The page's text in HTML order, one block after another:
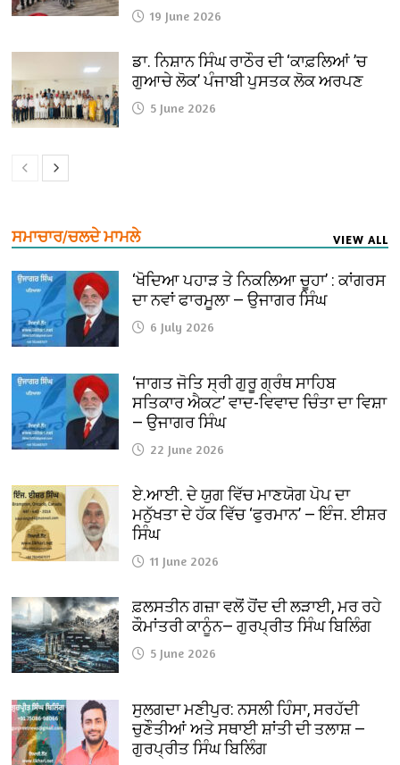
19 June 2026
ਡਾ. ਨਿਸ਼ਾਨ ਸਿੰਘ ਰਾਠੌਰ ਦੀ ‘ਕਾਫ਼ਲਿਆਂ ’ਚ
ਗੁਆਚੇ ਲੋਕ’ ਪੰਜਾਬੀ ਪੁਸਤਕ ਲੋਕ ਅਰਪਣ
5 June 2026
ਸਮਾਚਾਰ/ਚਲਦੇ ਮਾਮਲੇ VIEW ALL
‘ਖੋਦਿਆ ਪਹਾੜ ਤੇ ਨਿਕਲਿਆ ਚੂਹਾ’ : ਕਾਂਗਰਸ
ਦਾ ਨਵਾਂ ਫਾਰਮੂਲਾ — ਉਜਾਗਰ ਸਿੰਘ
6 July 2026
‘ਜਾਗਤ ਜੋਤਿ ਸ੍ਰੀ ਗੁਰੂ ਗ੍ਰੰਥ ਸਾਹਿਬ
ਸਤਿਕਾਰ ਐਕਟ’ ਵਾਦ-ਵਿਵਾਦ ਚਿੰਤਾ ਦਾ ਵਿਸ਼ਾ
— ਉਜਾਗਰ ਸਿੰਘ
22 June 2026
ਏ.ਆਈ. ਦੇ ਯੁਗ ਵਿੱਚ ਮਾਣਯੋਗ ਪੋਪ ਦਾ
ਮਨੁੱਖਤਾ ਦੇ ਹੱਕ ਵਿੱਚ ‘ਫੁਰਮਾਨ’ — ਇੰਜ. ਈਸ਼ਰ
ਸਿੰਘ
11 June 2026
ਫ਼ਲਸਤੀਨ ਗਜ਼ਾ ਵਲੋਂ ਹੋਂਦ ਦੀ ਲੜਾਈ, ਮਰ ਰਹੇ
ਕੌਮਾਂਤਰੀ ਕਾਨੂੰਨ— ਗੁਰਪ੍ਰੀਤ ਸਿੰਘ ਬਿਲਿੰਗ
5 June 2026
ਸੁਲਗਦਾ ਮਣੀਪੁਰ: ਨਸਲੀ ਹਿੰਸਾ, ਸਰਹੱਦੀ
ਚੁਣੌਤੀਆਂ ਅਤੇ ਸਥਾਈ ਸ਼ਾਂਤੀ ਦੀ ਤਲਾਸ਼ —
ਗੁਰਪ੍ਰੀਤ ਸਿੰਘ ਬਿਲਿੰਗ